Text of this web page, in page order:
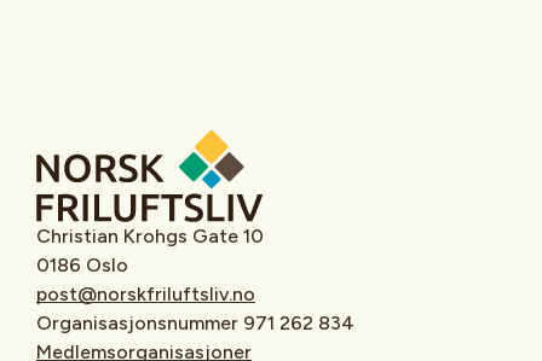
Christian Krohgs Gate 10
0186 Oslo
post@norskfriluftsliv.no
Organisasjonsnummer 971 262 834
Medlemsorganisasjoner